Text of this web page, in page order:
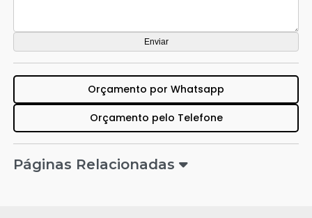
Orçamento por Whatsapp
Orçamento pelo Telefone
Páginas Relacionadas